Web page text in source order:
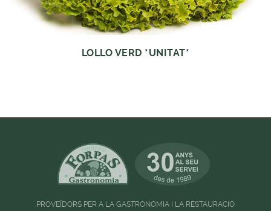
LOLLO VERD *UNITAT*
PROVEÏDORS PER A LA GASTRONOMIA I LA RESTAURACIÓ